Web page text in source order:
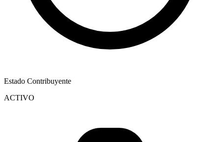
Estado Contribuyente
ACTIVO